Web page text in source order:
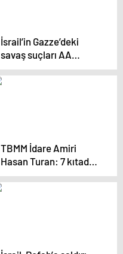
İsrail’in Gazze’deki
savaş suçları AA
belgeseliyle ortaya
çıktı
TBMM İdare Amiri
Hasan Turan: 7 kıtadan
75 ülkeden 600’e yakın
parlamenter